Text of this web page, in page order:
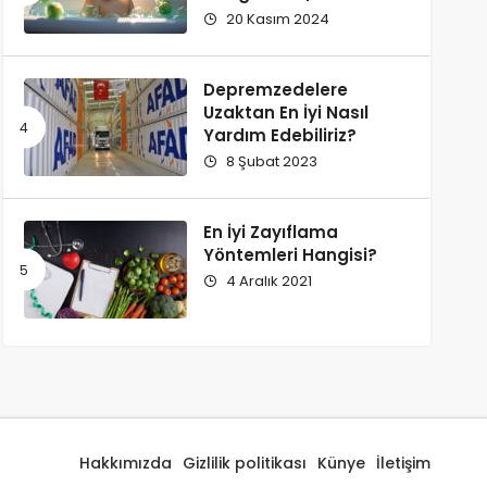
Şampuanı Tavsiyesi
20 Kasım 2024
Depremzedelere
Uzaktan En İyi Nasıl
Yardım Edebiliriz?
8 Şubat 2023
En İyi Zayıflama
Yöntemleri Hangisi?
4 Aralık 2021
Hakkımızda Gizlilik politikası Künye İletişim